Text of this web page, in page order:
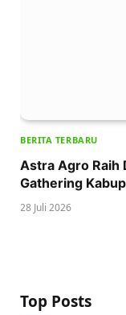
BERITA TERBARU
Astra Agro Raih
Gathering
28 Juli 2026
Top Posts